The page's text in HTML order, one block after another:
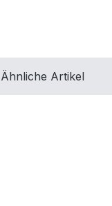
Ähnliche Artikel